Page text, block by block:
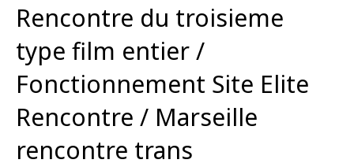
Rencontre du troisieme
type film entier /
Fonctionnement Site Elite
Rencontre / Marseille
rencontre trans